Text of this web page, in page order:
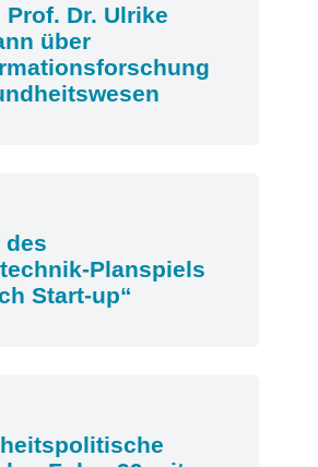
Prof. Dr. Ulrike
über
des
Planspiels
Start-up“